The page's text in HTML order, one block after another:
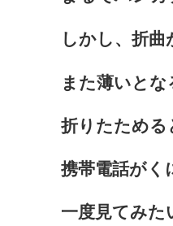
しかし、折曲
また薄いとな
折りたためる
携帯電話がく
一度見てみた